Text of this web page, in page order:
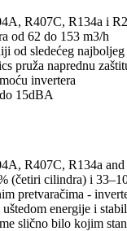
R407C, R134a i
od 62 do 153 m3/h
od sledećeg
pruža naprednu
invertera
15dBA
R407C, R134a and
(četiri cilindra) i
pretvaračima -
energije i
slično bilo kojim